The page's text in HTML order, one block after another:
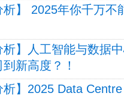
析】 2025年你千万不
析】人工智能与数据
新高度？！
析】2025 Data